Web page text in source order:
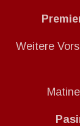
Weitere